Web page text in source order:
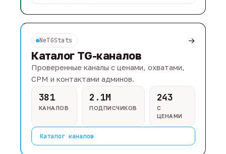
NeTGStats →
Каталог TG-каналов
Проверенные каналы с ценами, охватами,
CPM и контактами админов.
381
КАНАЛОВ
2.1M
ПОДПИСЧИКОВ
243
С
ЦЕНАМИ
Каталог каналов